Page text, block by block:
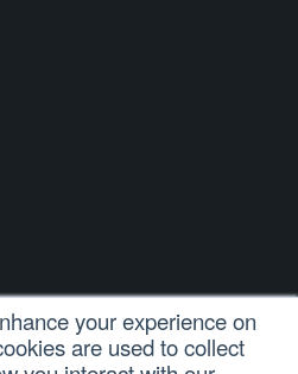
your experience on
are used to collect